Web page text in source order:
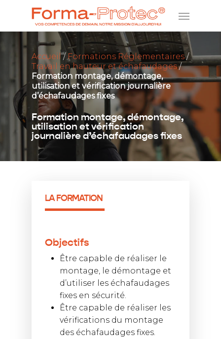
Accueil/Formations Réglementaires/
Travail en hauteur et échafaudages/
Formation montage, démontage,
utilisation et vérification journalière
d’échafaudages fixes
Formation montage, démontage,
utilisation et vérification
journalière d’échafaudages fixes
LA FORMATION
Objectifs
Être capable de réaliser le
montage, le démontage et
d’utiliser les échafaudages
fixes en sécurité.
Être capable de réaliser les
vérifications du montage
des échafaudages fixes.